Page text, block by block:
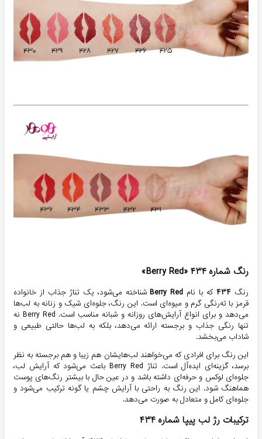
رنگ شماره ۴۳۴ «Berry Red»
رنگ ۴۳۴که با نام Berry Redشناخته می‌شود، یک تناژ جذاب از خانواده
قرمز با ته‌رنگی گرم و میوه‌ای است. این رنگ، جلوه‌ای شیک و زنانه به لب‌ها
می‌دهد و برای انواع آرایش‌های روزانه و شبانه مناسب است. Berry Red نه
تنها رنگی جذاب و برجسته ارائه می‌دهد، بلکه به لب‌ها حالتی طبیعی و
شاداب می‌بخشد.
این رنگ برای افرادی که می‌خواهند لب‌هایشان هم زیبا و هم برجسته به نظر
برسد، گزینه‌ای ایده‌آل است. تناژ Berry Red باعث می‌شود که آرایش لب،
جلوه‌ای لوکس و حرفه‌ای داشته باشد و در عین حال با بیشتر رنگ‌های پوست
هماهنگ شود. این رنگ به راحتی با آرایش چشم یا گونه ترکیب می‌شود و
جلوه‌ای کامل و متعادل به صورت می‌دهد.
ترکیبات رژ لب پیپا شماره ۴۳۴